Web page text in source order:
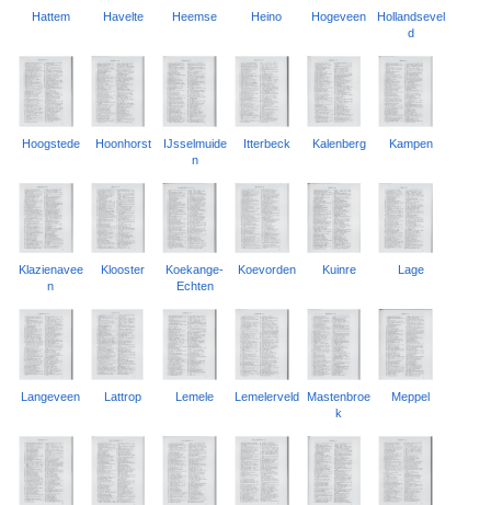
Hattem Havelte Heemse Heino Hogeveen
Hollandsevel
d
Hoogstede Hoonhorst
IJsselmuide
n
Itterbeck Kalenberg Kampen
Klazienavee
n
Klooster
Koekange-
Echten
Koevorden Kuinre Lage
Langeveen Lattrop Lemele Lemelerveld
Mastenbroe
k
Meppel